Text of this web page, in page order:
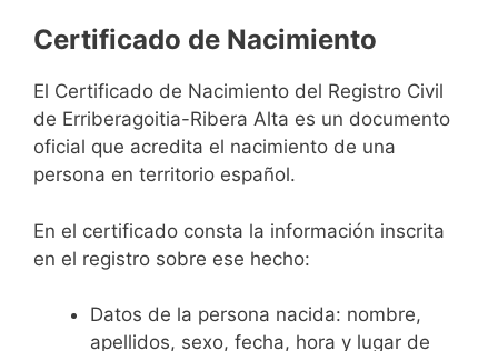
Certificado de Nacimiento
El Certificado de Nacimiento del Registro Civil
de Erriberagoitia-Ribera Alta es un documento
oficial que acredita el nacimiento de una
persona en territorio español.
En el certificado consta la información inscrita
en el registro sobre ese hecho:
Datos de la persona nacida: nombre,
apellidos, sexo, fecha, hora y lugar de